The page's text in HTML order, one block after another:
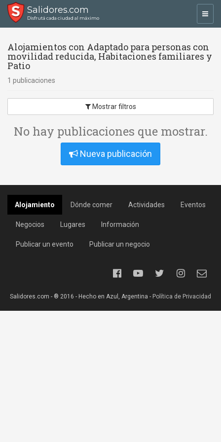
Salidores.com
Disfrutá cada ciudad al máximo
Alojamientos con Adaptado para personas con
movilidad reducida, Habitaciones familiares y
Patio
1 publicaciones
Mostrar filtros
No hay publicaciones que mostrar.
Nueva publicación
Alojamiento Dónde comer Actividades Eventos
Negocios Lugares Información
Publicar un evento Publicar un negocio
Salidores.com - ® 2016 - Hecho en Azul, Argentina - Política de Privacidad